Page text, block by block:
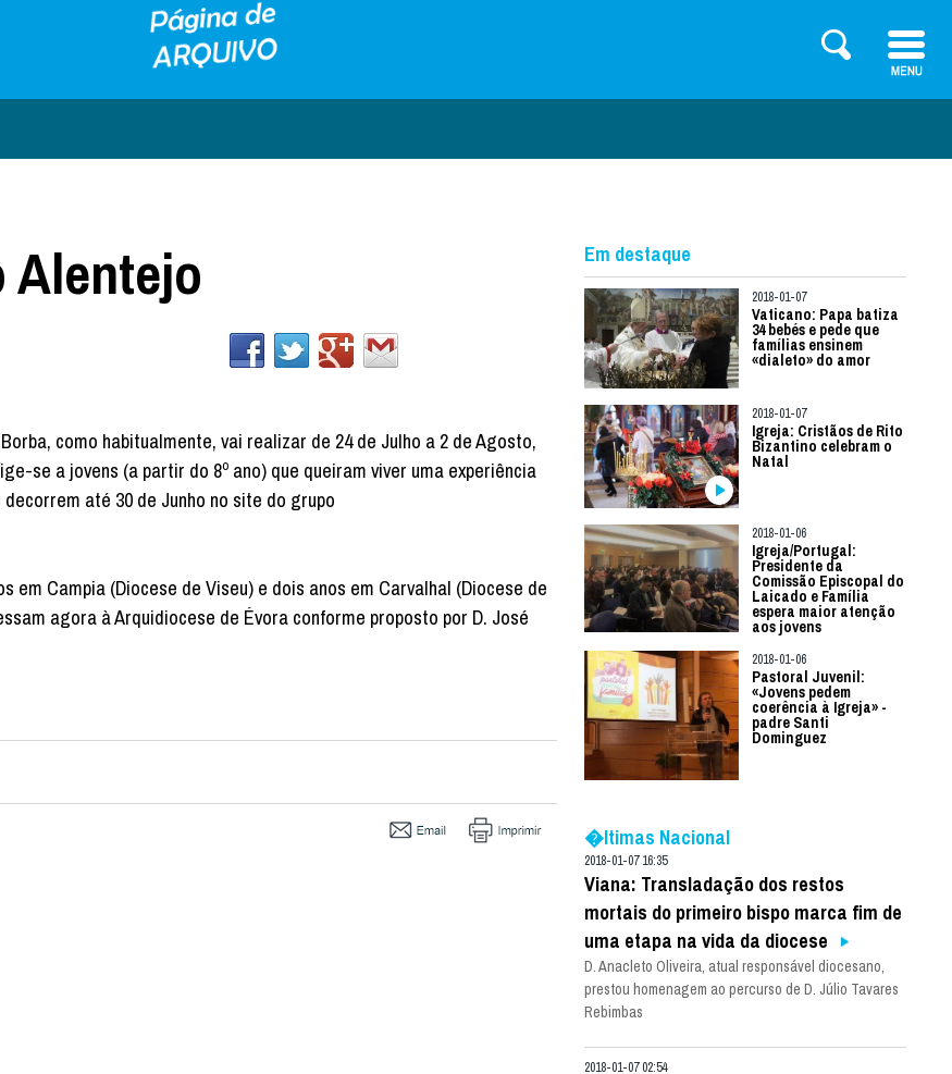
Alentejo
como habitualmente, vai realizar de 24 de Julho a 2 de Agosto,
se a jovens (a partir do 8º ano) que queiram viver uma experiência
até 30 de Junho no site do grupo
em Campia (Diocese de Viseu) e dois anos em Carvalhal (Diocese de
agora à Arquidiocese de Évora conforme proposto por D. José
Em destaque
2018-01-07
Vaticano: Papa batiza
34 bebés e pede que
famílias ensinem
«dialeto» do amor
2018-01-07
Igreja: Cristãos de Rito
Bizantino celebram o
Natal
2018-01-06
Igreja/Portugal:
Presidente da
Comissão Episcopal do
Laicado e Família
espera maior atenção
aos jovens
2018-01-06
Pastoral Juvenil:
«Jovens pedem
coerência à Igreja» -
padre Santi
Dominguez
�ltimas Nacional
2018-01-07 16:35
Viana: Transladação dos restos
mortais do primeiro bispo marca fim de
uma etapa na vida da diocese
D. Anacleto Oliveira, atual responsável diocesano,
prestou homenagem ao percurso de D. Júlio Tavares
Rebimbas
2018-01-07 02:54